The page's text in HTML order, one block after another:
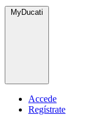
MyDucati
Accede
Regístrate